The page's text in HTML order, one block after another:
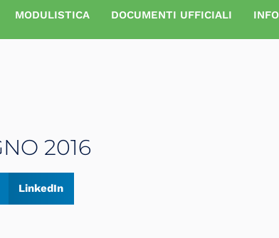
MODULISTICA DOCUMENTI UFFICIALI
2016
LinkedIn